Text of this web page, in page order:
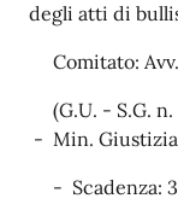
degli atti di
Comitato:
(G.U. - S.G.
- Min.
- Scadenza: